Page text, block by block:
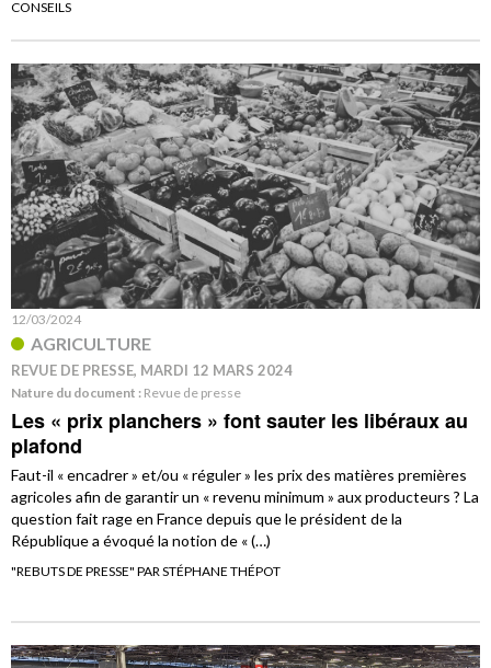
CONSEILS
12/03/2024
AGRICULTURE
REVUE DE PRESSE, MARDI 12 MARS 2024
Nature du document : Revue de presse
Les « prix planchers » font sauter les libéraux au
plafond
Faut-il « encadrer » et/ou « réguler » les prix des matières premières
agricoles afin de garantir un « revenu minimum » aux producteurs ? La
question fait rage en France depuis que le président de la
République a évoqué la notion de « (…)
"REBUTS DE PRESSE" PAR STÉPHANE THÉPOT